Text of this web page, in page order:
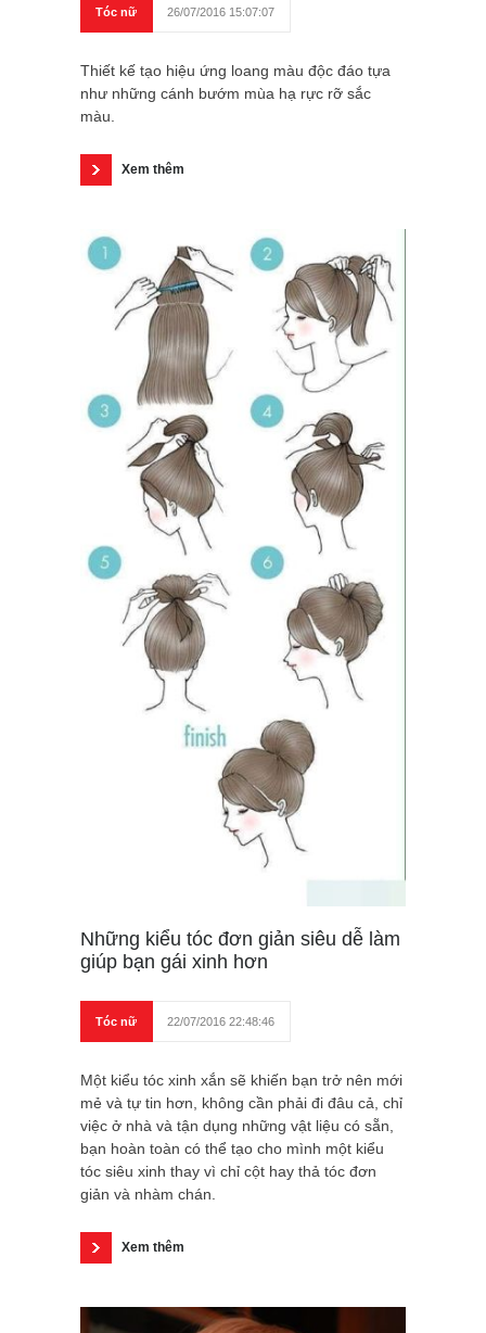
Tóc nữ 26/07/2016 15:07:07
Thiết kế tạo hiệu ứng loang màu độc đáo tựa
như những cánh bướm mùa hạ rực rỡ sắc
màu.
Xem thêm
Những kiểu tóc đơn giản siêu dễ làm
giúp bạn gái xinh hơn
Tóc nữ 22/07/2016 22:48:46
Một kiểu tóc xinh xắn sẽ khiến bạn trở nên mới
mẻ và tự tin hơn, không cần phải đi đâu cả, chỉ
việc ở nhà và tận dụng những vật liệu có sẵn,
bạn hoàn toàn có thể tạo cho mình một kiểu
tóc siêu xinh thay vì chỉ cột hay thả tóc đơn
giản và nhàm chán.
Xem thêm